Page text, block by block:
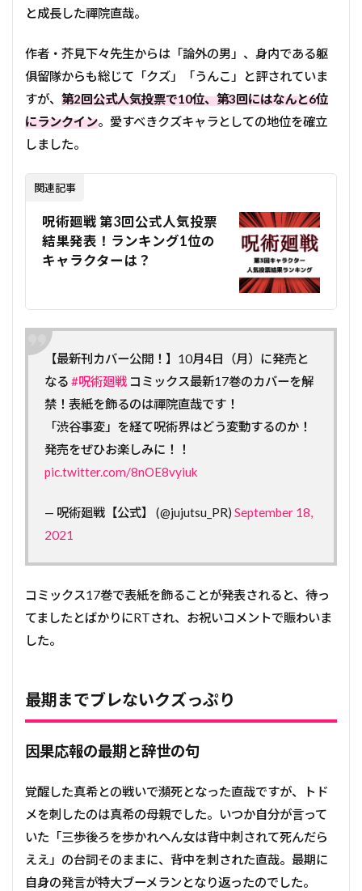
と成長した禪院直哉。
作者・芥見下々先生からは「論外の男」、身内である躯
俱留隊からも総じて「クズ」「うんこ」と評されていま
すが、 第2回公式人気投票で10位、第3回にはなんと6位
にランクイン。愛すべきクズキャラとしての地位を確立
しました。
関連記事
呪術廻戦 第3回公式人気投票
結果発表！ランキング1位の
キャラクターは？
【最新刊カバー公開！】10月4日（月）に発売と
なる #呪術廻戦 コミックス最新17巻のカバーを解
禁！表紙を飾るのは禪院直哉です！
「渋谷事変」を経て呪術界はどう変動するのか！
発売をぜひお楽しみに！！
pic.twitter.com/8nOE8vyiuk
— 呪術廻戦【公式】 (@jujutsu_PR) September 18,
2021
コミックス17巻で表紙を飾ることが発表されると、待っ
てましたとばかりにRTされ、お祝いコメントで賑わいま
した。
最期までブレないクズっぷり
因果応報の最期と辞世の句
覚醒した真希との戦いで瀕死となった直哉ですが、トド
メを刺したのは真希の母親でした。いつか自分が言って
いた「三歩後ろを歩かれへん女は背中刺されて死んだら
ええ」の台詞そのままに、背中を刺された直哉。最期に
自身の発言が特大ブーメランとなり返ったのでした。